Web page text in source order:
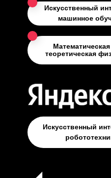
теоретическая
Искусственный
машинное
Искусственный